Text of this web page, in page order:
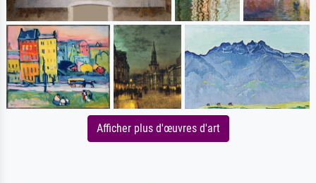
Afficher plus d'œuvres d'art